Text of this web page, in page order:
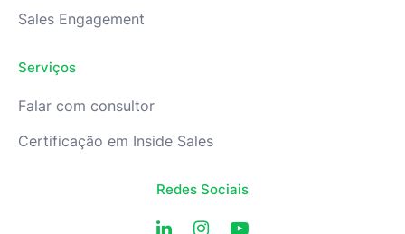
Sales Engagement
Serviços
Falar com consultor
Certificação em Inside Sales
Redes Sociais